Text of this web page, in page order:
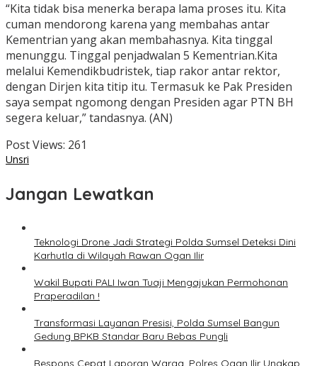
“Kita tidak bisa menerka berapa lama proses itu. Kita
cuman mendorong karena yang membahas antar
Kementrian yang akan membahasnya. Kita tinggal
menunggu. Tinggal penjadwalan 5 Kementrian.Kita
melalui Kemendikbudristek, tiap rakor antar rektor,
dengan Dirjen kita titip itu. Termasuk ke Pak Presiden
saya sempat ngomong dengan Presiden agar PTN BH
segera keluar,” tandasnya. (AN)
Post Views: 261
Unsri
Jangan Lewatkan
Teknologi Drone Jadi Strategi Polda Sumsel Deteksi Dini
Karhutla di Wilayah Rawan Ogan Ilir
Wakil Bupati PALI Iwan Tuaji Mengajukan Permohonan
Praperadilan !
Transformasi Layanan Presisi, Polda Sumsel Bangun
Gedung BPKB Standar Baru Bebas Pungli
Respons Cepat Laporan Warga, Polres Ogan Ilir Ungkap